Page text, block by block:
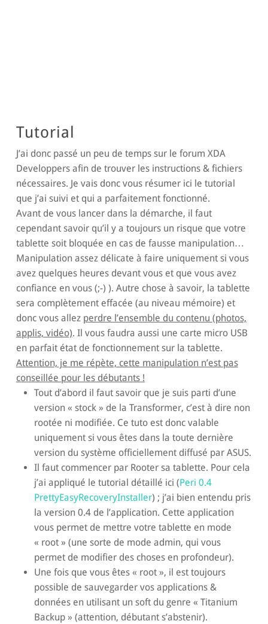
Tutorial
J’ai donc passé un peu de temps sur le forum XDA
Developpers afin de trouver les instructions & fichiers
nécessaires. Je vais donc vous résumer ici le tutorial
que j’ai suivi et qui a parfaitement fonctionné.
Avant de vous lancer dans la démarche, il faut
cependant savoir qu’il y a toujours un risque que votre
tablette soit bloquée en cas de fausse manipulation…
Manipulation assez délicate à faire uniquement si vous
avez quelques heures devant vous et que vous avez
confiance en vous (;-) ). Autre chose à savoir, la tablette
sera complètement effacée (au niveau mémoire) et
donc vous allez perdre l’ensemble du contenu (photos,
applis, vidéo). Il vous faudra aussi une carte micro USB
en parfait état de fonctionnement sur la tablette.
Attention, je me répète, cette manipulation n’est pas
conseillée pour les débutants !
Tout d’abord il faut savoir que je suis parti d’une
version « stock » de la Transformer, c’est à dire non
rootée ni modifiée. Ce tuto est donc valable
uniquement si vous êtes dans la toute dernière
version du système officiellement diffusé par ASUS.
Il faut commencer par Rooter sa tablette. Pour cela
j’ai appliqué le tutorial détaillé ici (Peri 0.4
PrettyEasyRecoveryInstaller) ; j’ai bien entendu pris
la version 0.4 de l’application. Cette application
vous permet de mettre votre tablette en mode
« root » (une sorte de mode admin, qui vous
permet de modifier des choses en profondeur).
Une fois que vous êtes « root », il est toujours
possible de sauvegarder vos applications &
données en utilisant un soft du genre « Titanium
Backup » (attention, débutant s’abstenir).